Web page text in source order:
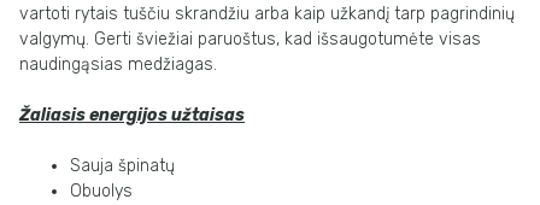
vartoti rytais tuščiu skrandžiu arba kaip užkandį tarp pagrindinių
valgymų. Gerti šviežiai paruoštus, kad išsaugotumėte visas
naudingąsias medžiagas.
Žaliasis energijos užtaisas
Sauja špinatų
Obuolys